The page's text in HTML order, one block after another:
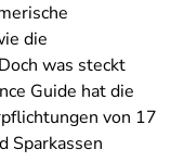
die
was steckt
Guide hat die
von 17
Sparkassen